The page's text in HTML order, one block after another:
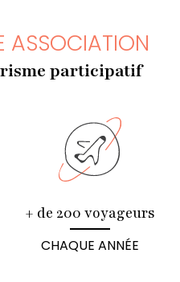
ASSOCIATION
participatif
+ de 200 voyageurs
CHAQUE ANNÉE